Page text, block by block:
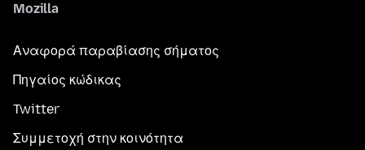
Mozilla
Αναφορά παραβίασης σήματος
Πηγαίος κώδικας
Twitter
Συμμετοχή στην κοινότητα